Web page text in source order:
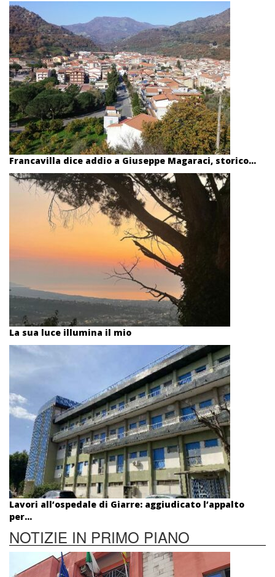
Francavilla dice addio a Giuseppe Magaraci, storico...
La sua luce illumina il mio
Lavori all’ospedale di Giarre: aggiudicato l’appalto
per...
NOTIZIE IN PRIMO PIANO